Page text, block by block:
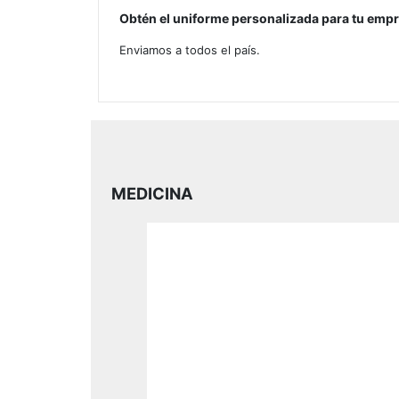
Obtén el uniforme personalizada para tu
Enviamos a todos el país.
MEDICINA